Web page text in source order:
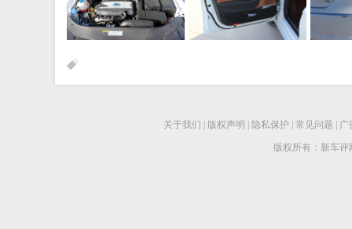
关于我们 版权声明 隐私保护 常见问题 广
版权所有：新车评